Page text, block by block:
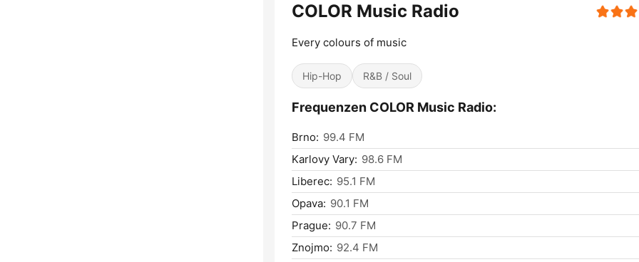
COLOR Music Radio
Every colours of music
Hip-Hop R&B / Soul
Frequenzen COLOR Music Radio:
Brno: 99.4 FM
Karlovy Vary: 98.6 FM
Liberec: 95.1 FM
Opava: 90.1 FM
Prague: 90.7 FM
Znojmo: 92.4 FM